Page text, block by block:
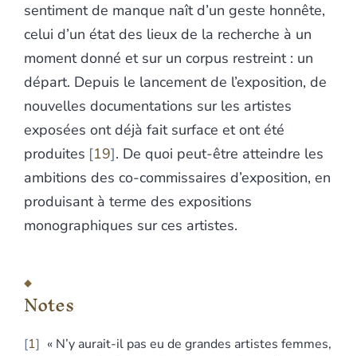
sentiment de manque naît d’un geste honnête,
celui d’un état des lieux de la recherche à un
moment donné et sur un corpus restreint : un
départ. Depuis le lancement de l’exposition, de
nouvelles documentations sur les artistes
exposées ont déjà fait surface et ont été
produites 19 . De quoi peut-être atteindre les
ambitions des co-commissaires d’exposition, en
produisant à terme des expositions
monographiques sur ces artistes.
Notes
1
« N’y aurait-il pas eu de grandes artistes femmes,